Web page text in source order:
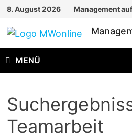
Zum
springen
8. August 2026 Management
MENÜ
Teamarbeit